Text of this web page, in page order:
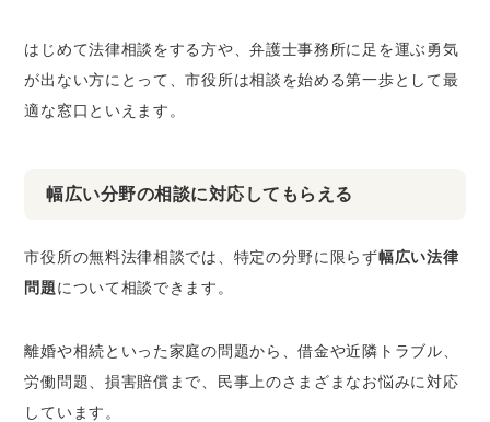
はじめて法律相談をする方や、弁護士事務所に足を運ぶ勇気
が出ない方にとって、市役所は相談を始める第一歩として最
適な窓口といえます。
幅広い分野の相談に対応してもらえる
市役所の無料法律相談では、特定の分野に限らず幅広い法律
問題について相談できます。
離婚や相続といった家庭の問題から、借金や近隣トラブル、
労働問題、損害賠償まで、民事上のさまざまなお悩みに対応
しています。